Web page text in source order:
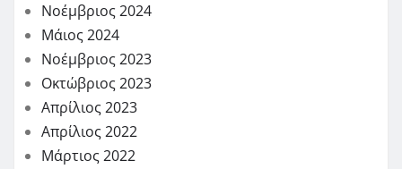
Νοέμβριος 2024
Μάιος 2024
Νοέμβριος 2023
Οκτώβριος 2023
Απρίλιος 2023
Απρίλιος 2022
Μάρτιος 2022